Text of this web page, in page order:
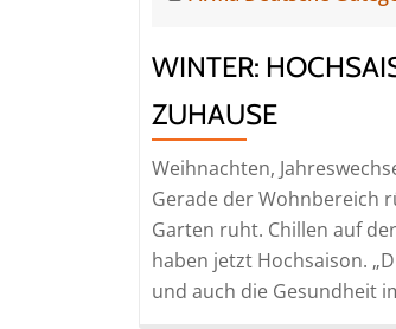
WINTER:
ZUHAUSE
Weihnachten,
Gerade der Wohnbereich
Garten ruht. Chillen auf
haben jetzt Hochsaison.
und auch die Gesundheit